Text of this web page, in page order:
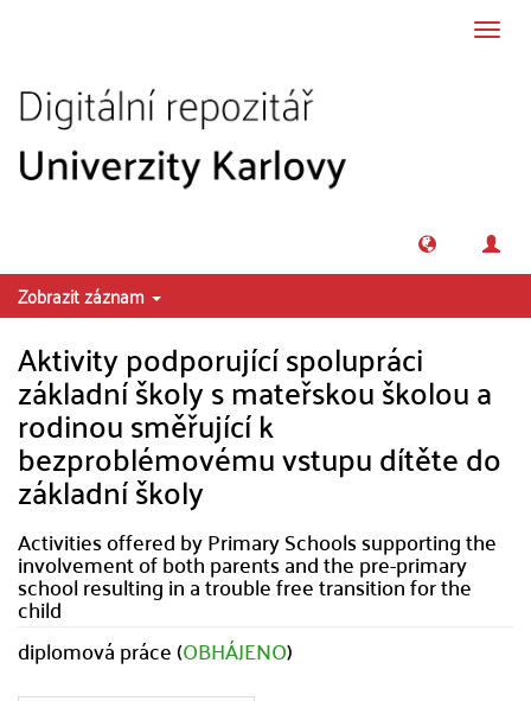
Zobrazit záznam
Aktivity podporující spolupráci
základní školy s mateřskou školou a
rodinou směřující k
bezproblémovému vstupu dítěte do
základní školy
Activities offered by Primary Schools supporting the
involvement of both parents and the pre-primary
school resulting in a trouble free transition for the
child
diplomová práce (OBHÁJENO)